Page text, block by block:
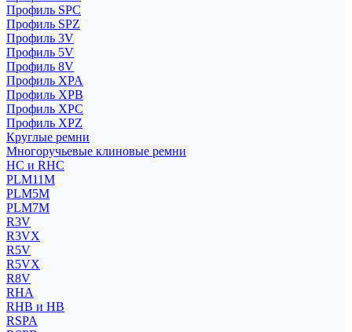
Профиль SPC
Профиль SPZ
Профиль 3V
Профиль 5V
Профиль 8V
Профиль XPA
Профиль XPB
Профиль XPC
Профиль XPZ
Круглые ремни
Многоручьевые клиновые ремни
HC и RHC
PLM11M
PLM5M
PLM7M
R3V
R3VX
R5V
R5VX
R8V
RHA
RHB и HB
RSPA